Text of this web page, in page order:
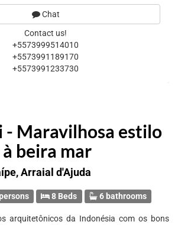
- Maravilhosa estilo
beira mar
Arraial d'Ajuda
8 Beds 6 bathrooms
arquitetônicos da Indonésia com os bons
Chat
Contact us!
+5573999514010
+5573991189170
+5573991233730